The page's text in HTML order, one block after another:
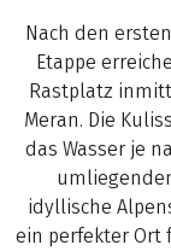
Nach den
Etappe
Rastplatz
Meran. Die
das Wasser je
idyllische
ein perfekter Ort